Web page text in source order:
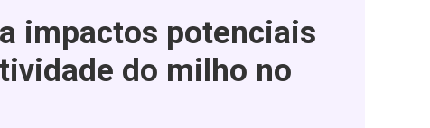
impactos potenciais
do milho no